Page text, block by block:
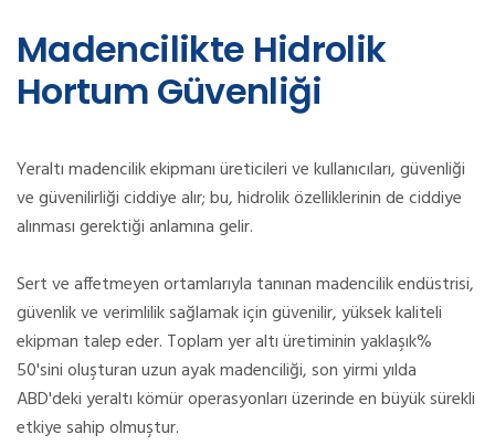
Madencilikte Hidrolik
Hortum Güvenliği
Yeraltı madencilik ekipmanı üreticileri ve kullanıcıları, güvenliği
ve güvenilirliği ciddiye alır; bu, hidrolik özelliklerinin de ciddiye
alınması gerektiği anlamına gelir.
Sert ve affetmeyen ortamlarıyla tanınan madencilik endüstrisi,
güvenlik ve verimlilik sağlamak için güvenilir, yüksek kaliteli
ekipman talep eder. Toplam yer altı üretiminin yaklaşık%
50'sini oluşturan uzun ayak madenciliği, son yirmi yılda
ABD'deki yeraltı kömür operasyonları üzerinde en büyük sürekli
etkiye sahip olmuştur.